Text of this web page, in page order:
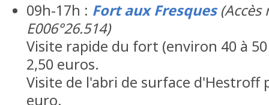
09h-17h : Fort aux Fresques (Accès
E006°26.514)
Visite rapide du fort (environ 40 à
2,50 euros.
Visite de l'abri de surface d'Hestroff
euro.